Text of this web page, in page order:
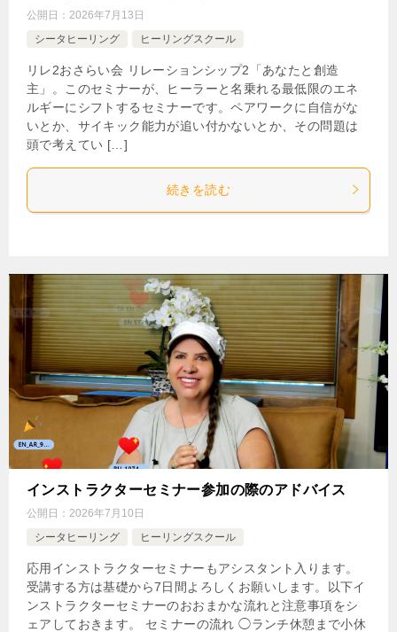
公開日： 2026年7月13日
シータヒーリング
ヒーリングスクール
リレ2おさらい会 リレーションシップ2「あなたと創造
主」。このセミナーが、ヒーラーと名乗れる最低限のエネ
ルギーにシフトするセミナーです。ペアワークに自信がな
いとか、サイキック能力が追い付かないとか、その問題は
頭で考えてい […]
続きを読む
インストラクターセミナー参加の際のアドバイス
公開日： 2026年7月10日
シータヒーリング
ヒーリングスクール
応用インストラクターセミナーもアシスタント入ります。
受講する方は基礎から7日間よろしくお願いします。以下イ
ンストラクターセミナーのおおまかな流れと注意事項をシ
ェアしておきます。 セミナーの流れ ◯ランチ休憩まで小休